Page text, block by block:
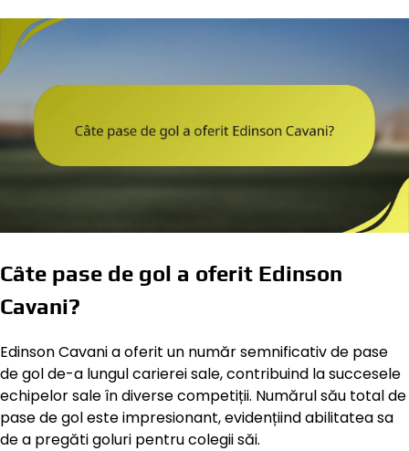
Câte pase de gol a oferit Edinson
Cavani?
Edinson Cavani a oferit un număr semnificativ de pase
de gol de-a lungul carierei sale, contribuind la succesele
echipelor sale în diverse competiții. Numărul său total de
pase de gol este impresionant, evidențiind abilitatea sa
de a pregăti goluri pentru colegii săi.